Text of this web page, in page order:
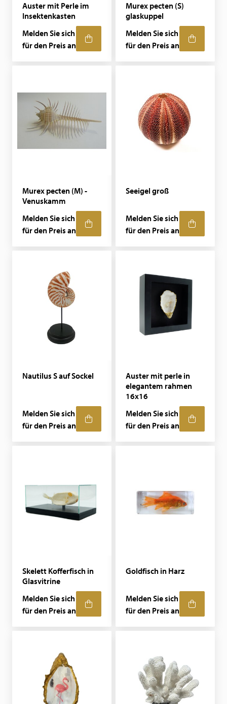
Auster mit Perle im
Insektenkasten
Melden Sie sich
für den Preis an
Murex pecten (S)
glaskuppel
Melden Sie sich
für den Preis an
Murex pecten (M) -
Venuskamm
Melden Sie sich
für den Preis an
Seeigel groß
Melden Sie sich
für den Preis an
Nautilus S auf Sockel
Melden Sie sich
für den Preis an
Auster mit perle in
elegantem rahmen
16x16
Melden Sie sich
für den Preis an
Skelett Kofferfisch in
Glasvitrine
Melden Sie sich
für den Preis an
Goldfisch in Harz
Melden Sie sich
für den Preis an